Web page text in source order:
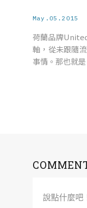
May.05.2015
荷蘭品牌
軸，從未跟隨
事情。那也就
說點什麼吧